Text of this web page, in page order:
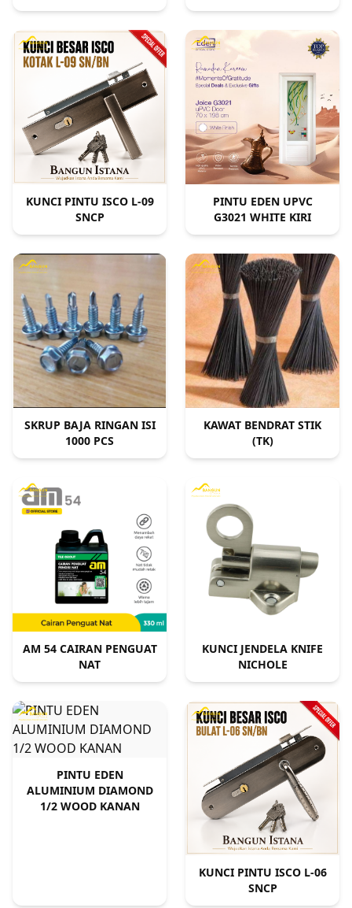
KUNCI PINTU ISCO L-09
SNCP
PINTU EDEN UPVC
G3021 WHITE KIRI
SKRUP BAJA RINGAN ISI
1000 PCS
KAWAT BENDRAT STIK
(TK)
AM 54 CAIRAN PENGUAT
NAT
KUNCI JENDELA KNIFE
NICHOLE
PINTU EDEN
ALUMINIUM DIAMOND
1/2 WOOD KANAN
KUNCI PINTU ISCO L-06
SNCP